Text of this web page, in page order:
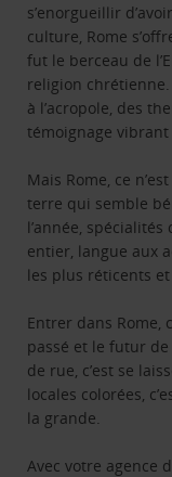
s’enorgueillir
culture, Rome
fut le berceau de
religion chrétienne.
à l’acropole, des
témoignage vibrant
Mais Rome, ce
terre qui semble
l’année,
entier, langue aux
les plus réticents
Entrer dans Rome,
passé et le futur de
de rue, c’est se
locales colorées,
la grande.
Avec votre agence